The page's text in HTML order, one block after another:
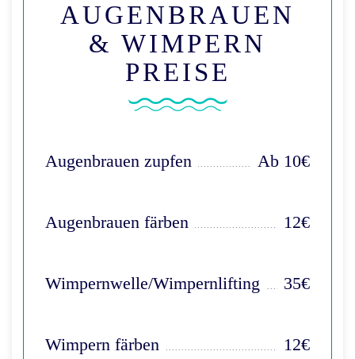
AUGENBRAUEN
& WIMPERN
PREISE
Augenbrauen zupfen Ab 10€
Augenbrauen färben 12€
Wimpernwelle/Wimpernlifting 35€
Wimpern färben 12€